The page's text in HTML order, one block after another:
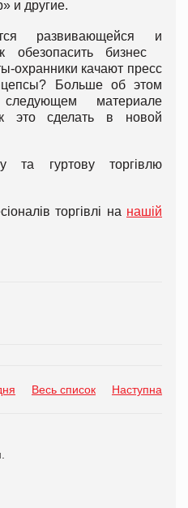
и другие.
развивающейся и
обезопасить бизнес
охранники качают пресс
Больше об этом
материале
это сделать в новой
та гуртову торгівлю
торгівлі на нашій
Весь список Наступна